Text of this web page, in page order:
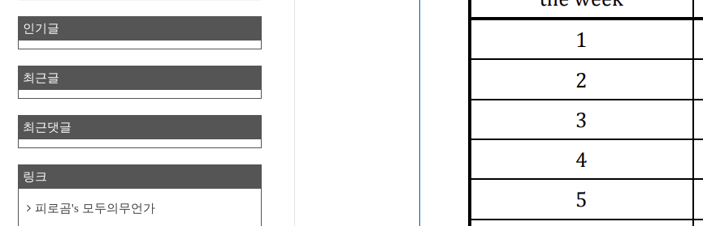
인기글
최근글
최근댓글
링크
피로곰's 모두의무언가